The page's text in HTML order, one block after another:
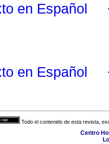
en Español
en Español
Todo el contenido de esta revista,
Centro